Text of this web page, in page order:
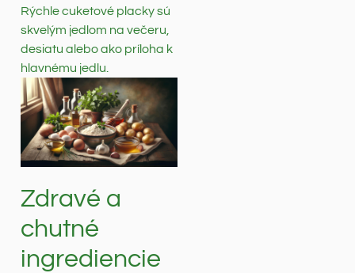
Rýchle cuketové placky sú
skvelým jedlom na večeru,
desiatu alebo ako príloha k
hlavnému jedlu.
Zdravé a
chutné
ingrediencie